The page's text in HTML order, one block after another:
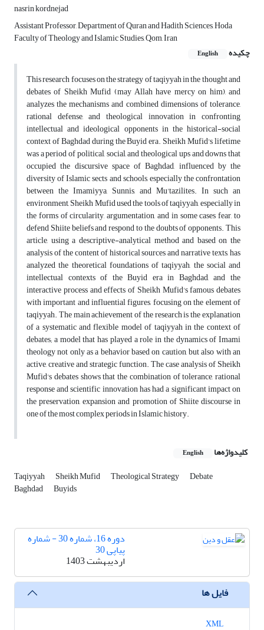
nasrin kordnejad
Assistant Professor, Department of Quran and Hadith Sciences, Hoda
Faculty of Theology and Islamic Studies, Qom, Iran
چکیده
English
This research focuses on the strategy of taqiyyah in the thought and
debates of Sheikh Mufid (may Allah have mercy on him), and
analyzes the mechanisms and combined dimensions of tolerance,
rational defense, and theological innovation in confronting
intellectual and ideological opponents in the historical-social
context of Baghdad during the Buyid era. Sheikh Mufid's lifetime
was a period of political, social, and theological ups and downs that
occupied the discursive space of Baghdad, influenced by the
diversity of Islamic sects and schools, especially the confrontation
between the Imamiyya, Sunnis, and Mu'tazilites. In such an
environment, Sheikh Mufid used the tools of taqiyyah, especially in
the forms of circularity, argumentation, and in some cases fear, to
defend Shiite beliefs and respond to the doubts of opponents. This
article, using a descriptive-analytical method and based on the
analysis of the content of historical sources and narrative texts, has
analyzed the theoretical foundations of taqiyyah, the social and
intellectual contexts of the Buyid era in Baghdad, and the
interactive process and effects of Sheikh Mufid's famous debates
with important and influential figures, focusing on the element of
taqiyyah. The main achievement of the research is the explanation
of a systematic and flexible model of taqiyyah in the context of
debates; a model that has played a role in the dynamics of Imami
theology not only as a behavior based on caution, but also with an
active, creative and strategic function. The case analysis of Sheikh
Mufid's debates shows that the combination of tolerance, rational
response and scientific innovation has had a significant impact on
the preservation, expansion and promotion of Shiite discourse in
one of the most complex periods in Islamic history.
کلیدواژه‌ها English
Taqiyyah Sheikh Mufid Theological Strategy Debate
Baghdad Buyids
دوره 16، شماره 30 - شماره
پیاپی 30
اردیبهشت 1403
فایل ها